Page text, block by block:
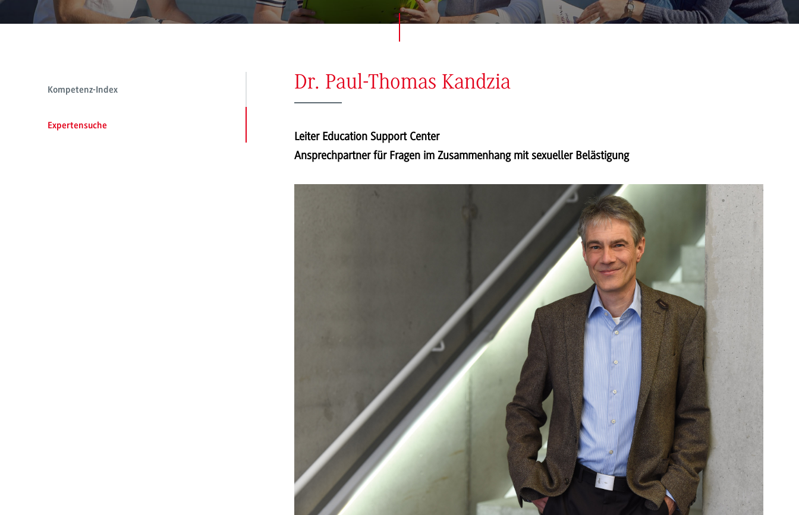
Kompetenz-Index
Expertensuche
Dr. Paul-Thomas Kandzia
Leiter Education Support Center
Ansprechpartner für Fragen im Zusammenhang mit sexueller Belästigung